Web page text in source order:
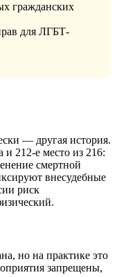
гражданских
для ЛГБТ-
— другая история.
и 212-е место из 216:
смертной
внесудебные
риск
но на практике это
запрещены,